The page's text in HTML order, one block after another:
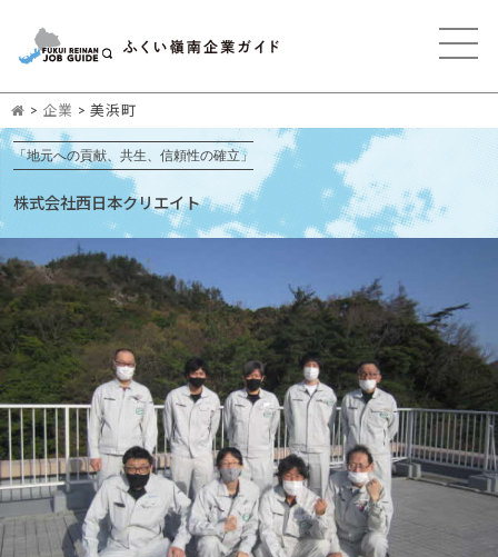
> 企業 > 美浜町
「地元への貢献、共生、信頼性の確立」
株式会社西日本クリエイト